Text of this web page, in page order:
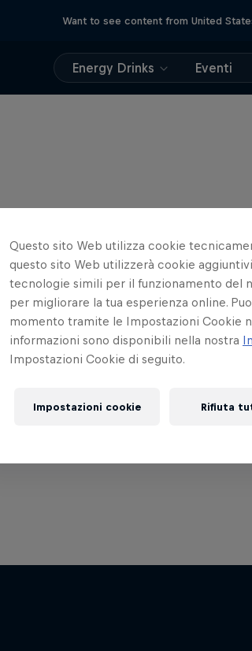
Want to see content from United
Energy Drinks Eventi
Questo sito Web utilizza cookie
questo sito Web utilizzerà cookie
tecnologie simili per il funzionamento del
per migliorare la tua esperienza online.
momento tramite le Impostazioni Cookie
informazioni sono disponibili nella nostra
Impostazioni Cookie di seguito.
Impostazioni cookie Rifiuta